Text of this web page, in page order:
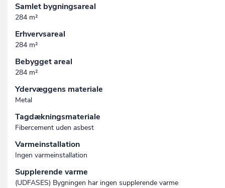
Samlet bygningsareal
284 m²
Erhvervsareal
284 m²
Bebygget areal
284 m²
Ydervæggens materiale
Metal
Tagdækningsmateriale
Fibercement uden asbest
Varmeinstallation
Ingen varmeinstallation
Supplerende varme
(UDFASES) Bygningen har ingen supplerende varme